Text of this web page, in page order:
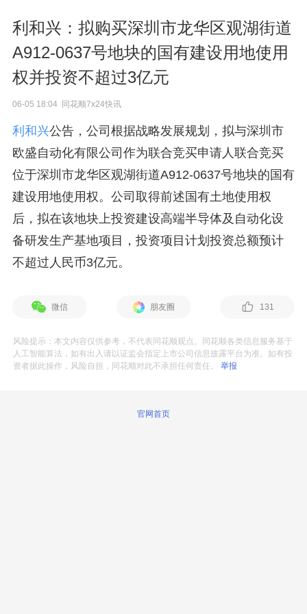
利和兴：拟购买深圳市龙华区观湖街道
A912-0637号地块的国有建设用地使用
权并投资不超过3亿元
06-05 18:04 同花顺7x24快讯
利和兴公告，公司根据战略发展规划，拟与深圳市
欧盛自动化有限公司作为联合竞买申请人联合竞买
位于深圳市龙华区观湖街道A912-0637号地块的国有
建设用地使用权。公司取得前述国有土地使用权
后，拟在该地块上投资建设高端半导体及自动化设
备研发生产基地项目，投资项目计划投资总额预计
不超过人民币3亿元。
微信 朋友圈 131
风险提示：本文内容仅供参考，不代表同花顺观点。同花顺各类信息服务基于
人工智能算法，如有出入请以证监会指定上市公司信息披露平台为准。如有投
资者据此操作，风险自担，同花顺对此不承担任何责任。举报
官网首页